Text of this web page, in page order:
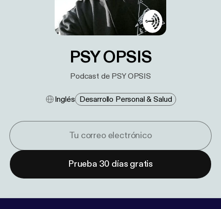
PSY OPSIS
Podcast de PSY OPSIS
Inglés Desarrollo Personal & Salud
Prueba 30 días gratis